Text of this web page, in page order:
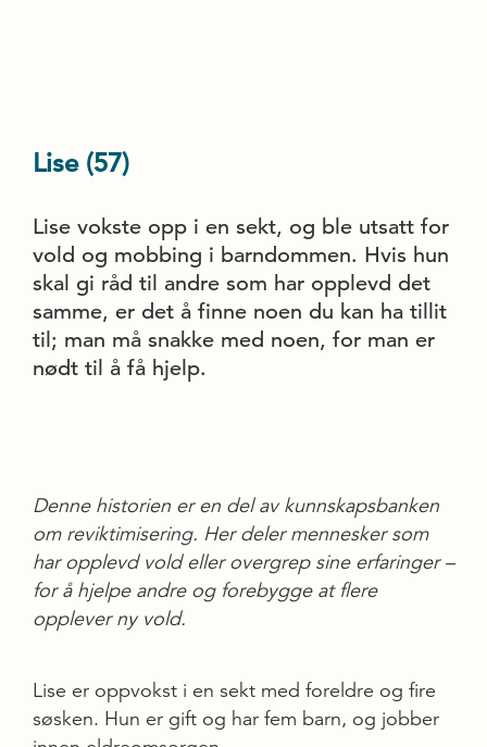
Lise (57)
Lise vokste opp i en sekt, og ble utsatt for
vold og mobbing i barndommen. Hvis hun
skal gi råd til andre som har opplevd det
samme, er det å finne noen du kan ha tillit
til; man må snakke med noen, for man er
nødt til å få hjelp.
Denne historien er en del av kunnskapsbanken
om reviktimisering. Her deler mennesker som
har opplevd vold eller overgrep sine erfaringer –
for å hjelpe andre og forebygge at flere
opplever ny vold.
Lise er oppvokst i en sekt med foreldre og fire
søsken. Hun er gift og har fem barn, og jobber